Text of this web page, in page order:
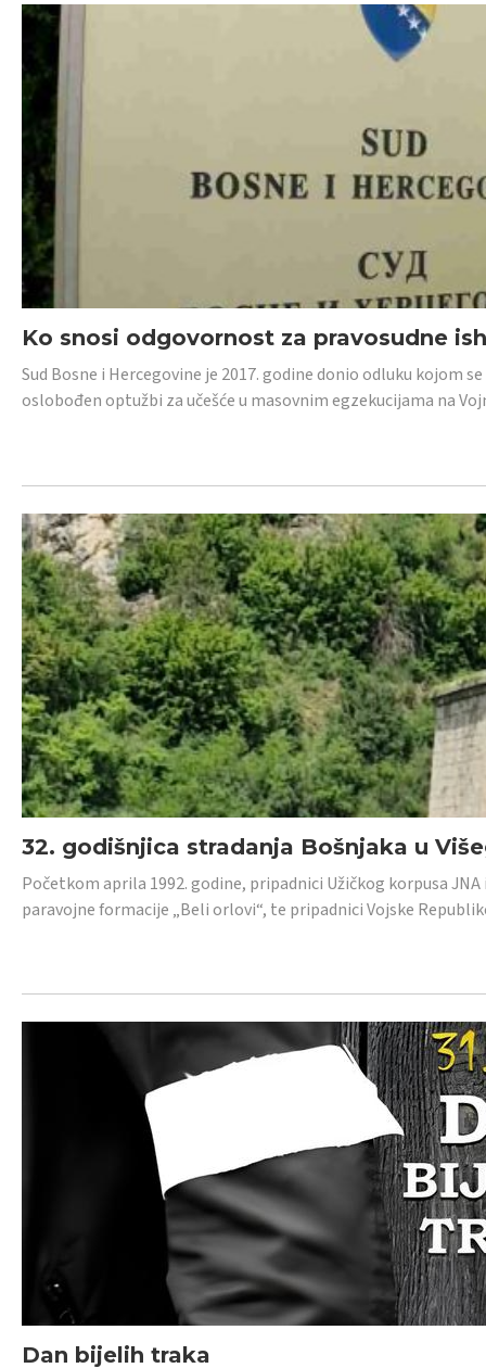
Ko snosi odgovornost za pravosudne
Sud Bosne i Hercegovine je 2017. godine donio odluku kojom
oslobođen optužbi za učešće u masovnim egzekucijama na
32. godišnjica stradanja Bošnjaka u
Početkom aprila 1992. godine, pripadnici Užičkog korpusa
paravojne formacije „Beli orlovi“, te pripadnici Vojske
Dan bijelih traka